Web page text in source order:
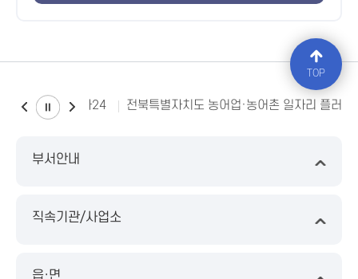
소비자24 전북특별자치도 농어업·농어촌 일자리 플러스
부서안내
직속기관/사업소
읍·면
TOP